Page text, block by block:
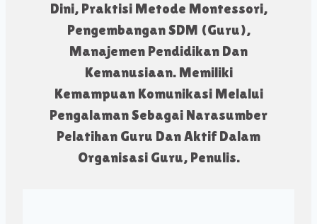
Dini, Praktisi Metode Montessori,
Pengembangan SDM (guru),
Manajemen Pendidikan Dan
Kemanusiaan. Memiliki
Kemampuan Komunikasi Melalui
Pengalaman Sebagai Narasumber
Pelatihan Guru Dan Aktif Dalam
Organisasi Guru, Penulis.